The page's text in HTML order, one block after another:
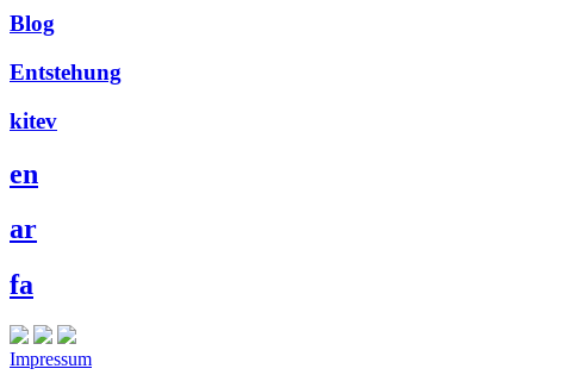
Blog
Entstehung
kitev
en
ar
fa
Impressum